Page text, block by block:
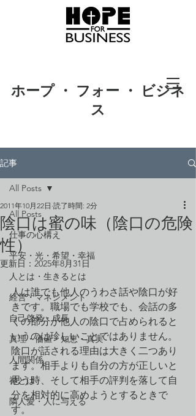
ホープ ・ フォー ・ ビジネ
ス
記事
All Posts
仕事の心構え
平安・光・希望・幸福
人とは・生きるとは
経営・マネジメント
自己啓発・成長
真理・価値・知恵・真実
人間関係
神とは
隣人愛・人に与える
All Posts
陰口は蜜の味（陰口の危険
性）
2011年10月22日 読了時間: 2分
更新日： 2025年8月31日
人は誰でも他人のうわさ話や陰口が好
きです。職場でも学校でも、会話の多
くの部分が他人の陰口で占められると
いうのは珍しいことではありません。
陰口が話される理由は大きく二つあり
ます。相手よりも自分の方が正しいと
思う時、そして相手の評判を落して自
分を相対的に高めようとするときで
す。